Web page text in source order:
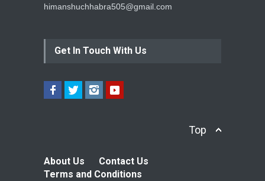
himanshuchhabra505@gmail.com
Get In Touch With Us
Top
About Us
Contact Us
Terms and Conditions